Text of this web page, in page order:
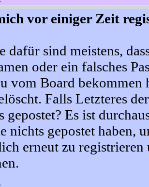
vor einiger Zeit
dafür sind meistens,
oder ein falsches
vom Board bekommen
Falls Letzteres
gepostet? Es ist
nichts gepostet haben,
erneut zu